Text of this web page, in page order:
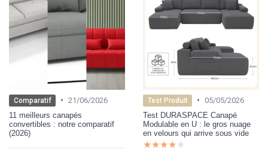
Comparatif • 21/06/2026
11 meilleurs canapés
convertibles : notre comparatif
(2026)
Test Produit • 05/05/2026
Test DURASPACE Canapé
Modulable en U : le gros nuage
en velours qui arrive sous vide
★★★★★
★★★★★